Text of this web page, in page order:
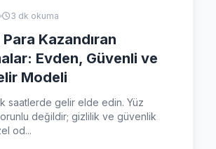
3 dk okuma
Kazandıran
Evden, Güvenli ve
Modeli
saatlerde gelir elde edin. Yüz
değildir; gizlilik ve güvenlik
od...